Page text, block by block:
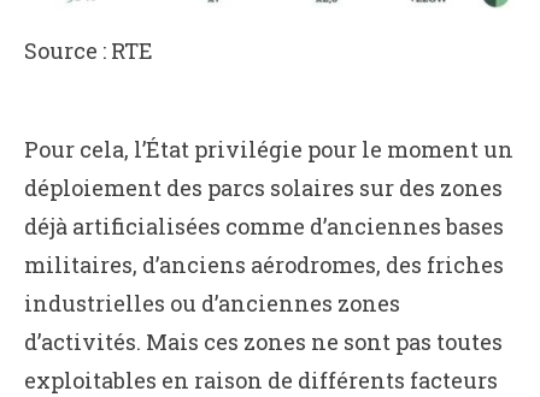
Source : RTE
Pour cela, l’État privilégie pour le moment un
déploiement des parcs solaires sur des zones
déjà artificialisées comme d’anciennes bases
militaires, d’anciens aérodromes, des friches
industrielles ou d’anciennes zones
d’activités. Mais ces zones ne sont pas toutes
exploitables en raison de différents facteurs